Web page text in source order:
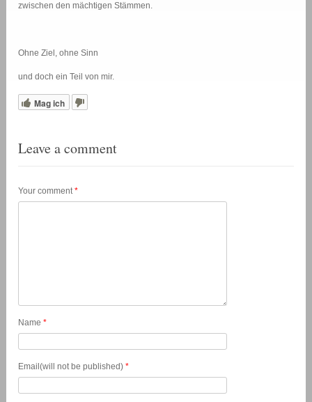
zwischen den mächtigen Stämmen.
Ohne Ziel, ohne Sinn
und doch ein Teil von mir.
Mag ich
Leave a comment
Your comment*
Name*
Email(will not be published)*